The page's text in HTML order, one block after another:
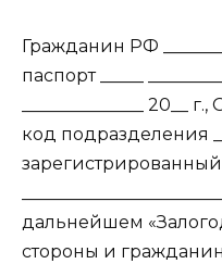
Гражданин РФ
паспорт _____
______________ 20__
код подразделения
дальнейшем
стороны и